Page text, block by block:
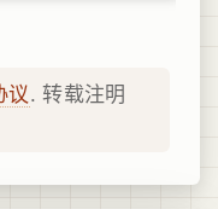
议. 转载注明